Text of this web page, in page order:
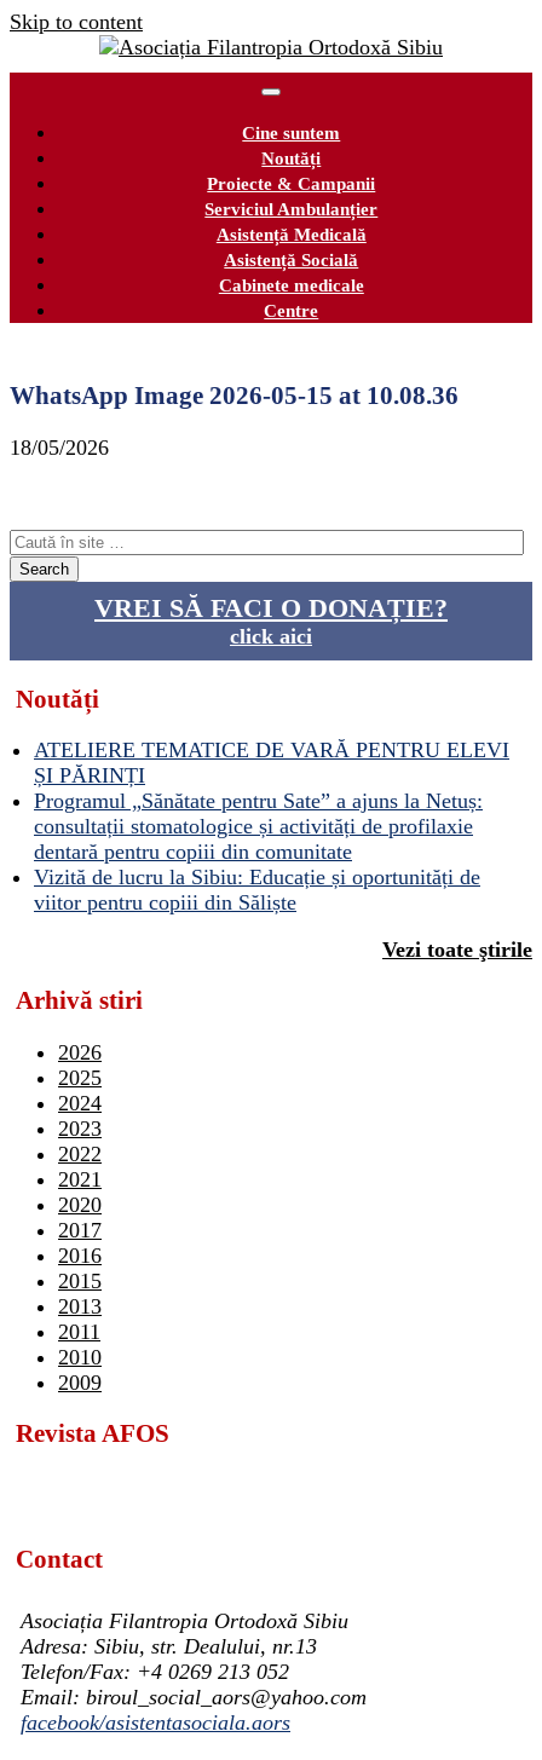
Skip to content
Cine suntem
Noutăți
Proiecte & Campanii
Serviciul Ambulanțier
Asistență Medicală
Asistență Socială
Cabinete medicale
Centre
WhatsApp Image 2026-05-15 at 10.08.36
18/05/2026
VREI SĂ FACI O DONAȚIE?
click aici
Noutăți
ATELIERE TEMATICE DE VARĂ PENTRU ELEVI
ȘI PĂRINȚI
Programul „Sănătate pentru Sate” a ajuns la Netuș:
consultații stomatologice și activități de profilaxie
dentară pentru copiii din comunitate
Vizită de lucru la Sibiu: Educație și oportunități de
viitor pentru copiii din Săliște
Vezi toate ştirile
Arhivă stiri
2026
2025
2024
2023
2022
2021
2020
2017
2016
2015
2013
2011
2010
2009
Revista AFOS
Contact
Asociația Filantropia Ortodoxă Sibiu
Adresa: Sibiu, str. Dealului, nr.13
Telefon/Fax: +4 0269 213 052
Email: biroul_social_aors@yahoo.com
facebook/asistentasociala.aors